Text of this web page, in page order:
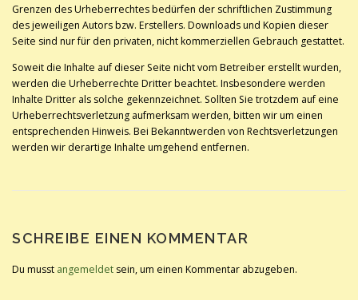
Grenzen des Urheberrechtes bedürfen der schriftlichen Zustimmung
des jeweiligen Autors bzw. Erstellers. Downloads und Kopien dieser
Seite sind nur für den privaten, nicht kommerziellen Gebrauch gestattet.
Soweit die Inhalte auf dieser Seite nicht vom Betreiber erstellt wurden,
werden die Urheberrechte Dritter beachtet. Insbesondere werden
Inhalte Dritter als solche gekennzeichnet. Sollten Sie trotzdem auf eine
Urheberrechtsverletzung aufmerksam werden, bitten wir um einen
entsprechenden Hinweis. Bei Bekanntwerden von Rechtsverletzungen
werden wir derartige Inhalte umgehend entfernen.
SCHREIBE EINEN KOMMENTAR
Du musst angemeldet sein, um einen Kommentar abzugeben.